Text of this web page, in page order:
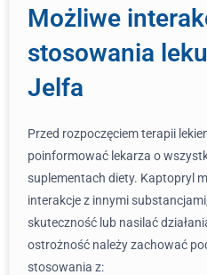
Możliwe
stosowania
Jelfa
Przed rozpoczęciem terapii
poinformować lekarza o
suplementach diety. Kaptopryl
interakcje z innymi
skuteczność lub nasilać
ostrożność należy zachować
stosowania z: